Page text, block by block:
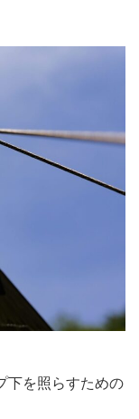
下を照らすための